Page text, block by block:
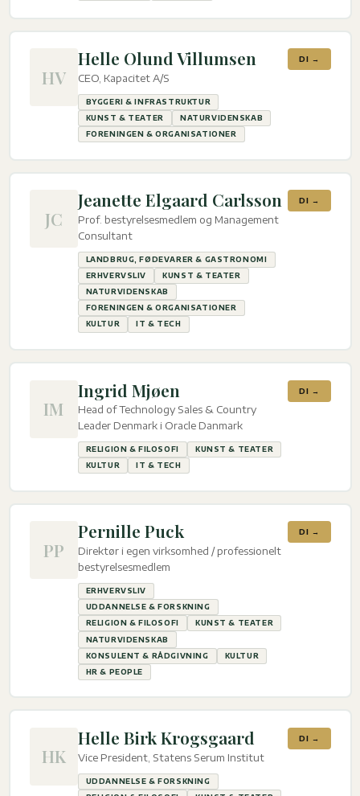
HV
Helle Olund Villumsen
CEO, Kapacitet A/S
BYGGERI & INFRASTRUKTUR
KUNST & TEATER
NATURVIDENSKAB
FORENINGEN & ORGANISATIONER
DI →
JC
Jeanette Elgaard Carlsson
Prof. bestyrelsesmedlem og Management
Consultant
LANDBRUG, FØDEVARER & GASTRONOMI
ERHVERVSLIV
KUNST & TEATER
NATURVIDENSKAB
FORENINGEN & ORGANISATIONER
KULTUR
IT & TECH
DI →
IM
Ingrid Mjøen
Head of Technology Sales & Country
Leader Denmark i Oracle Danmark
RELIGION & FILOSOFI
KUNST & TEATER
KULTUR
IT & TECH
DI →
PP
Pernille Puck
Direktør i egen virksomhed / professionelt
bestyrelsesmedlem
ERHVERVSLIV
UDDANNELSE & FORSKNING
RELIGION & FILOSOFI
KUNST & TEATER
NATURVIDENSKAB
KONSULENT & RÅDGIVNING
KULTUR
HR & PEOPLE
DI →
HK
Helle Birk Krogsgaard
Vice President, Statens Serum Institut
UDDANNELSE & FORSKNING
DI →